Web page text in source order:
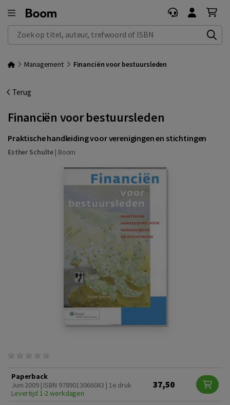
Zoek op titel, auteur, trefwoord of ISBN
Management Financiën voor bestuursleden
Terug
Financiën voor bestuursleden
Praktische handleiding voor verenigingen en stichtingen
Esther Schulte | Boom
Paperback
Juni 2009 | ISBN 9789013066043 | 1e druk
Levertijd 1-2 werkdagen
37,50